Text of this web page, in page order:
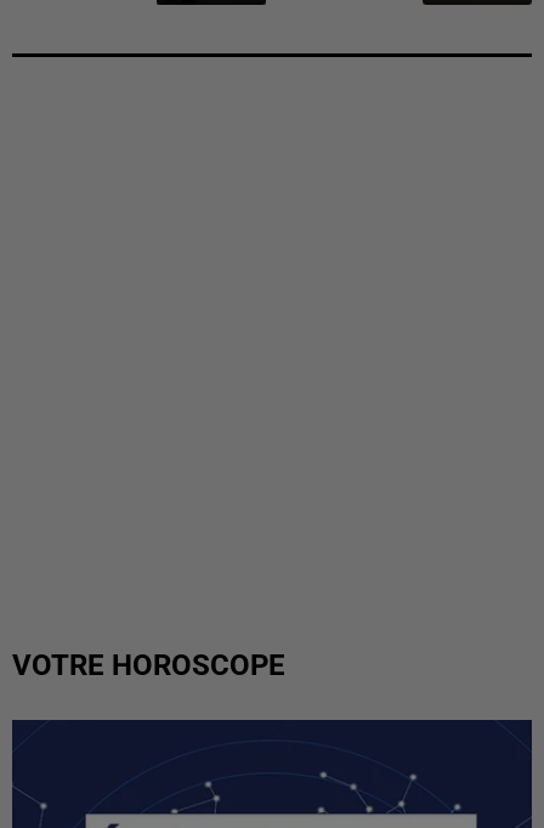
VOTRE HOROSCOPE